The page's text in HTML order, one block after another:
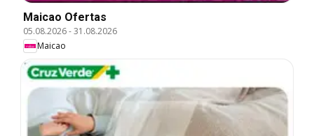
Maicao Ofertas
05.08.2026-31.08.2026
Maicao